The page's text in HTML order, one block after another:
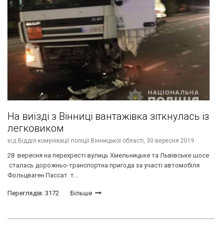
На виїзді з Вінниці вантажівка зіткнулась із
легковиком
від Відділ комунікації поліції Вінницької області, 30 вересня 2019
28 вересня на перехресті вулиць Хмельницьке та Львівське шосе
сталась дорожньо-транспортна пригода за участі автомобіля
Фольцваген Пассат т...
Переглядів: 3172 Більше